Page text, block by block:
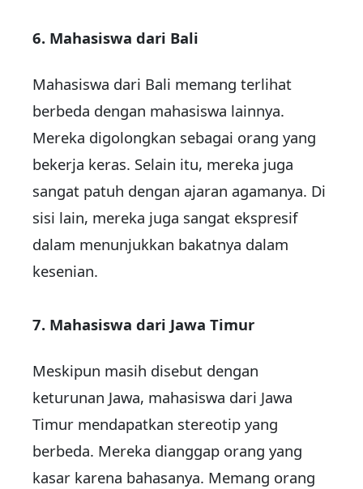
6. Mahasiswa dari Bali
Mahasiswa dari Bali memang terlihat
berbeda dengan mahasiswa lainnya.
Mereka digolongkan sebagai orang yang
bekerja keras. Selain itu, mereka juga
sangat patuh dengan ajaran agamanya. Di
sisi lain, mereka juga sangat ekspresif
dalam menunjukkan bakatnya dalam
kesenian.
7. Mahasiswa dari Jawa Timur
Meskipun masih disebut dengan
keturunan Jawa, mahasiswa dari Jawa
Timur mendapatkan stereotip yang
berbeda. Mereka dianggap orang yang
kasar karena bahasanya. Memang orang